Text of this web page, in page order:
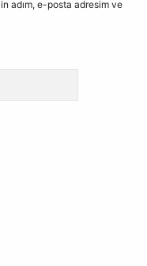
adım, e-posta adresim ve